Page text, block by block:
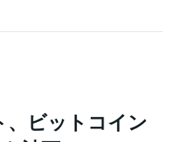
、ビットコイン